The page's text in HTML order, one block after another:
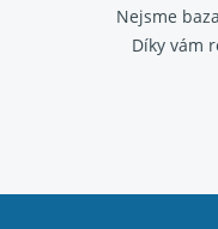
Nejsme
Díky vám